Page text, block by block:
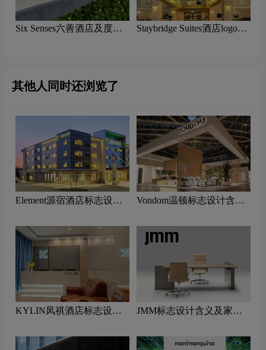
Six Senses六善酒店及度假
Staybridge Suites酒店‌‌logo含
其他人同时还浏览了
Element源宿酒店标志设计
Vondom温顿标志设计含义
KYLIN凤祺酒店标志设计
JMM标志设计含义及家具